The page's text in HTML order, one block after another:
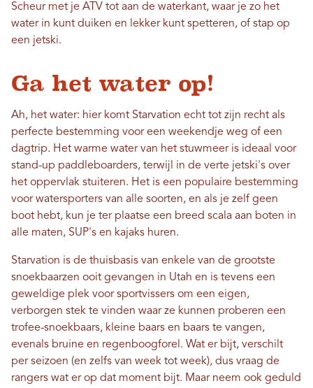
Scheur met je ATV tot aan de waterkant, waar je zo het
water in kunt duiken en lekker kunt spetteren, of stap op
een jetski.
Ga het water op!
Ah, het water: hier komt Starvation echt tot zijn recht als
perfecte bestemming voor een weekendje weg of een
dagtrip. Het warme water van het stuwmeer is ideaal voor
stand-up paddleboarders, terwijl in de verte jetski's over
het oppervlak stuiteren. Het is een populaire bestemming
voor watersporters van alle soorten, en als je zelf geen
boot hebt, kun je ter plaatse een breed scala aan boten in
alle maten, SUP's en kajaks huren.
Starvation is de thuisbasis van enkele van de grootste
snoekbaarzen ooit gevangen in Utah en is tevens een
geweldige plek voor sportvissers om een ​​eigen,
verborgen stek te vinden waar ze kunnen proberen een
trofee-snoekbaars, kleine baars en baars te vangen,
evenals bruine en regenboogforel. Wat er bijt, verschilt
per seizoen (en zelfs van week tot week), dus vraag de
rangers wat er op dat moment bijt. Maar neem ook geduld